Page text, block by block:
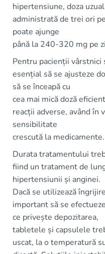
hipertensiune, doza
administrată de trei ori
poate ajunge
până la 240-320 mg pe
Pentru pacienții vârstnici
esențial să se ajusteze
să se înceapă cu
cea mai mică doză
reacții adverse, având în
sensibilitate
crescută la medicamente.
Durata tratamentului
fiind un tratament de
hipertensiunii și anginei.
Dacă se utilizează
important să se
ce privește depozitarea,
tabletele și capsulele
uscat, la o temperatură